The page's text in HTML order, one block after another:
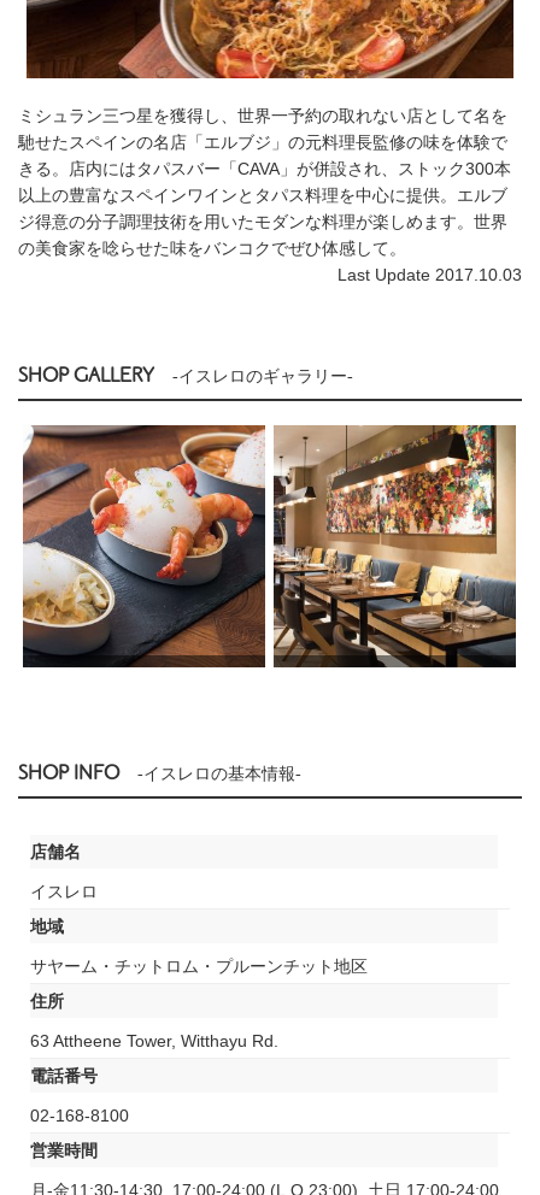
ミシュラン三つ星を獲得し、世界一予約の取れない店として名を
馳せたスペインの名店「エルブジ」の元料理長監修の味を体験で
きる。店内にはタパスバー「CAVA」が併設され、ストック300本
以上の豊富なスペインワインとタパス料理を中心に提供。エルブ
ジ得意の分子調理技術を用いたモダンな料理が楽しめます。世界
の美食家を唸らせた味をバンコクでぜひ体感して。
Last Update 2017.10.03
SHOP GALLERY -イスレロのギャラリー-
SHOP INFO -イスレロの基本情報-
店舗名
イスレロ
地域
サヤーム・チットロム・プルーンチット地区
住所
63 Attheene Tower, Witthayu Rd.
電話番号
02-168-8100
営業時間
月-金11:30-14:30, 17:00-24:00 (L.O.23:00), 土日 17:00-24:00